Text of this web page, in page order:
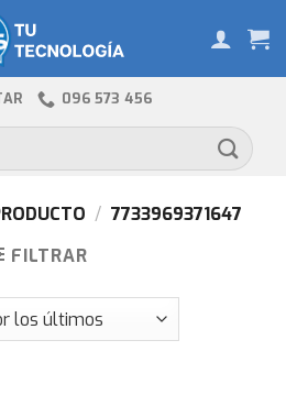
096 573 456
/ 7733969371647
FILTRAR